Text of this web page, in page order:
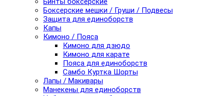
Боксерские мешки / Груши / Подвесы
Защита для единоборств
Капы
Кимоно / Пояса
Кимоно для дзюдо
Кимоно для карате
Пояса для единоборств
Самбо Куртка Шорты
Лапы / Макивары
Манекены для единоборств